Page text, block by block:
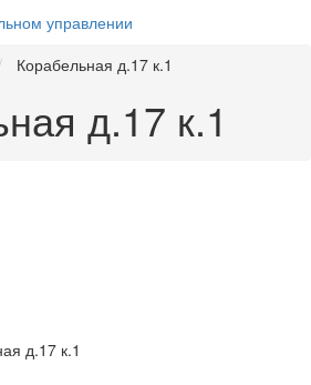
управлении
Корабельная д.17 к.1
д.17 к.1
д.17 к.1